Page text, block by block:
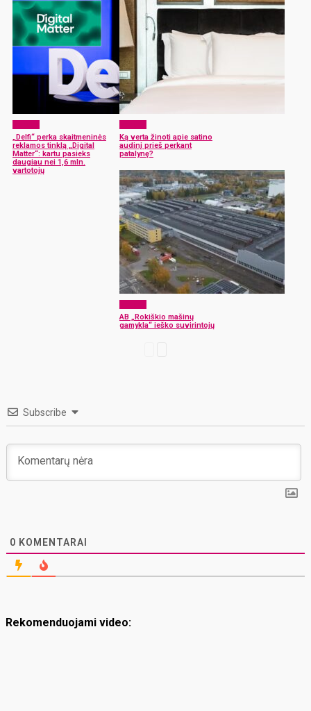
„Delfi“ perka skaitmeninės
reklamos tinklą „Digital
Matter“: kartu pasieks
daugiau nei 1,6 mln.
vartotojų
Ką verta žinoti apie satino
audinį prieš perkant
patalynę?
AB „Rokiškio mašinų
gamykla“ ieško suvirintojų
Subscribe
0 KOMENTARAI
Rekomenduojami video: